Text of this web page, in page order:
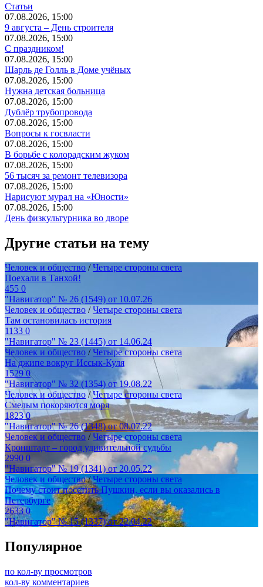
Статьи
07.08.2026, 15:00
9 августа – День строителя
07.08.2026, 15:00
С праздником!
07.08.2026, 15:00
Шарль де Голль в Доме учёных
07.08.2026, 15:00
Нужна детская больница
07.08.2026, 15:00
Дублёр трубопровода
07.08.2026, 15:00
Вопросы к госвласти
07.08.2026, 15:00
В борьбе с колорадским жуком
07.08.2026, 15:00
56 тысяч за ремонт телевизора
07.08.2026, 15:00
Нарисуют мурал на «Юности»
07.08.2026, 15:00
День физкультурника во дворе
Другие статьи на тему
Человек и общество /Четыре стороны света
Поехали в Танхой!
455 0
"Навигатор" № 26 (1549) от 10.07.26
Человек и общество /Четыре стороны света
Там остановилась история
1133 0
"Навигатор" № 23 (1445) от 14.06.24
Человек и общество /Четыре стороны света
На джипе вокруг Иссык-Куля
15290
"Навигатор" № 32 (1354) от 19.08.22
Человек и общество /Четыре стороны света
Смелым покоряются моря
18230
"Навигатор" № 26 (1348) от 08.07.22
Человек и общество /Четыре стороны света
Кронштадт – город удивительной судьбы
2990 0
"Навигатор" № 19 (1341) от 20.05.22
Человек и общество/Четыре стороны света
Почему стоит посетить Пушкин, если вы оказались в
Петербурге
26330
"Навигатор" № 15 (1337) от 22.04.22
Популярное
по кол-ву просмотров
кол-ву комментариев